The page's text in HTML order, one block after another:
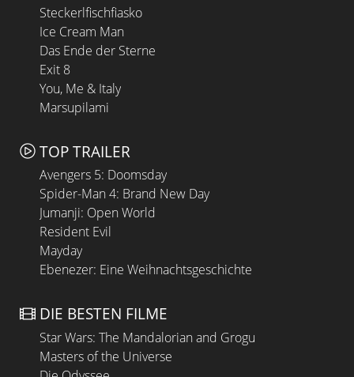
Steckerlfischfiasko
Ice Cream Man
Das Ende der Sterne
Exit 8
You, Me & Italy
Marsupilami
TOP TRAILER
Avengers 5: Doomsday
Spider-Man 4: Brand New Day
Jumanji: Open World
Resident Evil
Mayday
Ebenezer: Eine Weihnachtsgeschichte
DIE BESTEN FILME
Star Wars: The Mandalorian and Grogu
Masters of the Universe